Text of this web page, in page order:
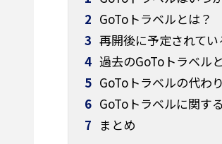
2 GoToトラベルとは？
3 再開後に予定されて
4 過去のGoToトラベル
5 GoToトラベルの代わ
6 GoToトラベルに関す
7 まとめ